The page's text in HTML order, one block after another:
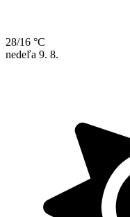
28/16 °C
nedeľa 9. 8.